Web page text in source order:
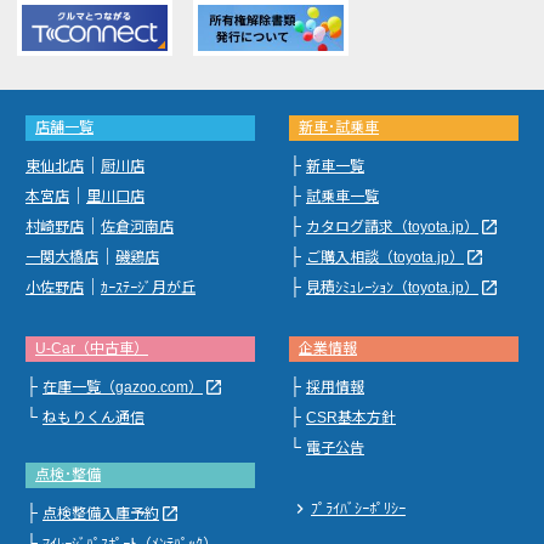
店舗一覧
東仙北店
厨川店
本宮店
里川口店
村崎野店
佐倉河南店
一関大橋店
磯鶏店
小佐野店
ｶｰｽﾃｰｼﾞ月が丘
新車･試乗車
├ 新車一覧
├ 試乗車一覧
├ カタログ請求（toyota.jp）
launch
├ ご購入相談（toyota.jp）
launch
├ 見積ｼﾐｭﾚｰｼｮﾝ（toyota.jp） launch
U-Car（中古車）
├ 在庫一覧（gazoo.com）
launch
└ ねもりくん通信
点検･整備
├ 点検整備入庫予約 launch
企業情報
├ 採用情報
├ CSR基本方針
└ 電子公告
chevron_right ﾌﾟﾗｲﾊﾞｼｰﾎﾟﾘｼｰ